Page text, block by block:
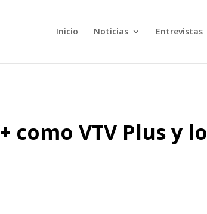
Inicio Noticias Entrevistas
como VTV Plus y lo